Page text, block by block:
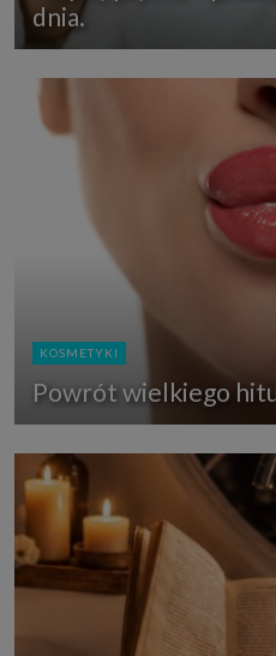
dnia.
KOSMETYKI
Powrót wielkiego